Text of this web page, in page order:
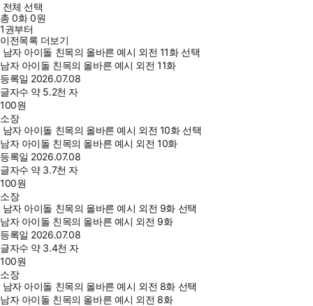
전체 선택
총0화0원
1권부터
이전목록 더보기
남자 아이돌 친목의 올바른 예시 외전 11화 선택
남자 아이돌 친목의 올바른 예시 외전 11화
등록일 2026.07.08
글자수 약 5.2천 자
100원
소장
남자 아이돌 친목의 올바른 예시 외전 10화 선택
남자 아이돌 친목의 올바른 예시 외전 10화
등록일 2026.07.08
글자수 약 3.7천 자
100원
소장
남자 아이돌 친목의 올바른 예시 외전 9화 선택
남자 아이돌 친목의 올바른 예시 외전 9화
등록일 2026.07.08
글자수 약 3.4천 자
100원
소장
남자 아이돌 친목의 올바른 예시 외전 8화 선택
남자 아이돌 친목의 올바른 예시 외전 8화